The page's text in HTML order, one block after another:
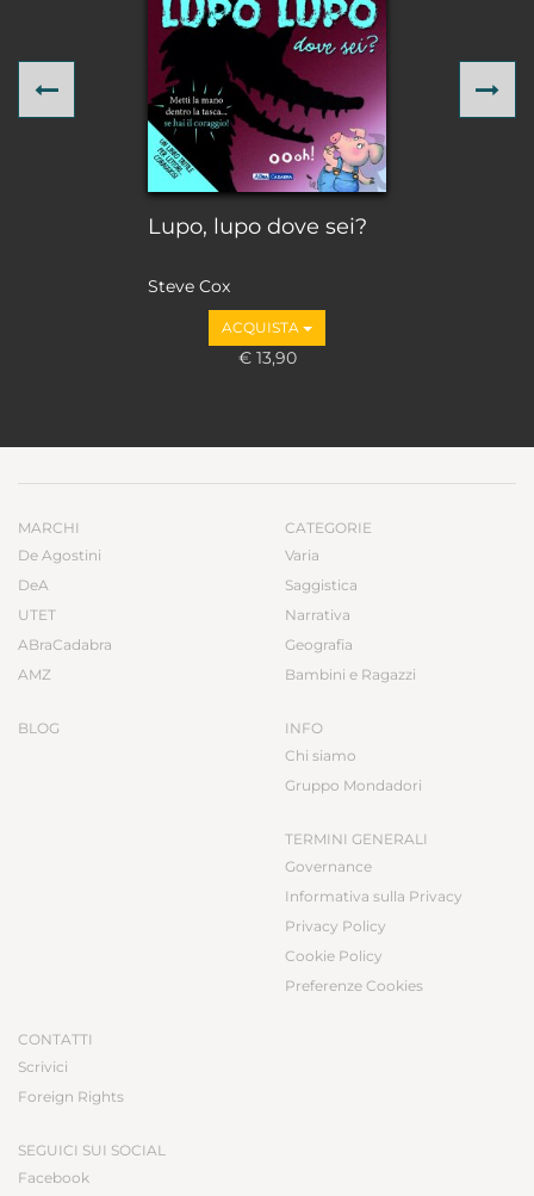
Lupo, lupo dove sei?
Steve Cox
ACQUISTA
€ 13,90
Previous
MARCHI
De Agostini
DeA
UTET
ABraCadabra
AMZ
BLOG
CATEGORIE
Varia
Saggistica
Narrativa
Geografia
Bambini e Ragazzi
INFO
Chi siamo
Gruppo Mondadori
TERMINI GENERALI
Governance
Informativa sulla Privacy
Privacy Policy
Cookie Policy
Preferenze Cookies
CONTATTI
Scrivici
Foreign Rights
SEGUICI SUI SOCIAL
Facebook